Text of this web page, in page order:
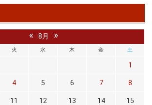
« 8月 »
火 水 木 金 土
1
4 5 6 7 8
11 12 13 14 15